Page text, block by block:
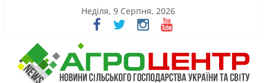
Неділя, 9 Серпня, 2026